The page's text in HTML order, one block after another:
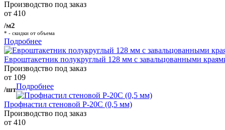
Производство под заказ
от 410
/м2
* - скидки от объема
Подробнее
Евроштакетник полукруглый 128 мм с завальцованными
Производство под заказ
от 109
/штПодробнее
Профнастил стеновой Р-20С (0,5 мм)
Производство под заказ
от 410